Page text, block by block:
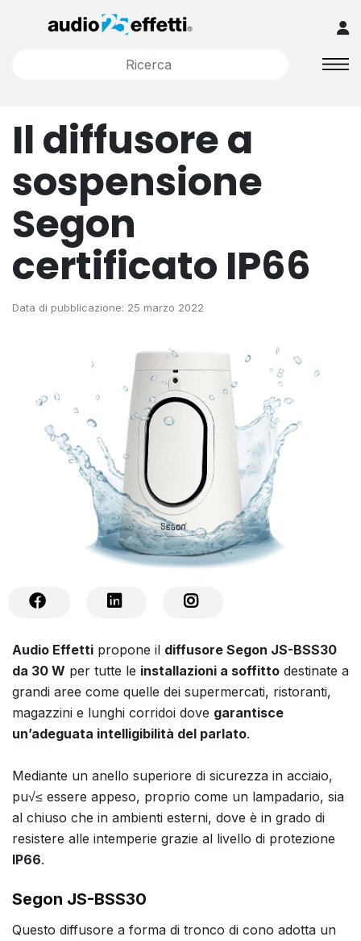
Il diffusore a
sospensione
Segon
certificato IP66
Data di pubblicazione: 25 marzo 2022
Audio Effetti propone il diffusore Segon JS-BSS30
da 30 W per tutte le installazioni a soffitto destinate a
grandi aree come quelle dei supermercati, ristoranti,
magazzini e lunghi corridoi dove garantisce
un’adeguata intelligibilità del parlato.
Mediante un anello superiore di sicurezza in acciaio,
pu√≤ essere appeso, proprio come un lampadario, sia
al chiuso che in ambienti esterni, dove è in grado di
resistere alle intemperie grazie al livello di protezione
IP66.
Segon JS-BSS30
Questo diffusore a forma di tronco di cono adotta un